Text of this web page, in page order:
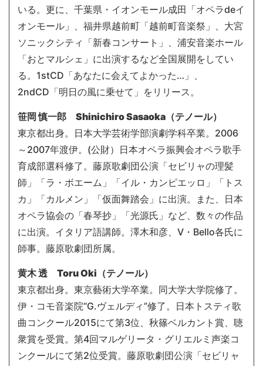
いる。更に、千葉県・イオンモール成田「オペラdeイ
オンモール」、福井県越前町「越前町音楽祭」、大宮
ソニックシティ「新春コンサート」、浦安音楽ホール
「おとマルシェ」に出演するなど全国展開をしてい
る。1stCD「あなたに会えてよかった…」、
2ndCD「明日の風に乗せて」をリリース。
笹岡 慎一郎 Shinichiro Sasaoka（テノール）
東京都出身。日本大学芸術学部演劇学科卒業。2006
～2007年渡伊。(公財）日本オペラ振興会オペラ歌手
育成部選科修了。藤原歌劇団公演「セビリャの理髪
師」「ラ・ボエーム」「イル・カンピエッロ」「トス
カ」「カルメン」「仮面舞踏会」に出演。また、日本
オペラ協会の「春琴抄」「光源氏」など、数々の作品
に出演。イタリア語講師。澤木和彦、V・Bello各氏に
師事。藤原歌劇団所属。
黄木 透 Toru Oki（テノール）
東京都出身。東京藝術大学卒業。同大学大学院修了。
伊・コモ音楽院“G.ヴェルディ”修了。日本トスティ歌
曲コンクール2015にて第3位、秋篠ベルカント賞、聴
衆賞を受賞。第4回マルゲリータ・グリエルミ声楽コ
ンクールにて第2位受賞。藤原歌劇団公演「セビリャ